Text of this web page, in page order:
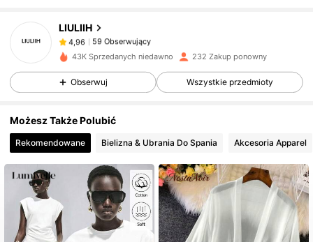
LIULIIH
4,96
59 Obserwujący
n***0zaobserwował(-a)
4,96
59 Obserwujący
4,96 59 Obserwujący
4,96 59 Obserwujący
4,96 59 Obserwujący
59 Obserwujący
59 Obserwujący
59 Obserwujący
43K Sprzedanych niedawno 232 Zakup ponowny
Obserwuj Wszystkie przedmioty
Możesz Także Polubić
Rekomendowane Bielizna & Ubrania Do Spania Akcesoria Apparel